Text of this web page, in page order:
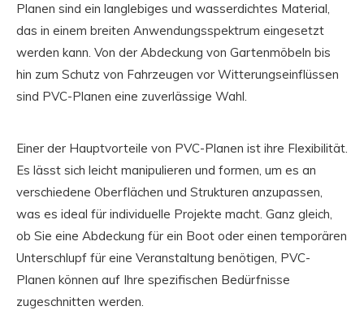
Planen sind ein langlebiges und wasserdichtes Material,
das in einem breiten Anwendungsspektrum eingesetzt
werden kann. Von der Abdeckung von Gartenmöbeln bis
hin zum Schutz von Fahrzeugen vor Witterungseinflüssen
sind PVC-Planen eine zuverlässige Wahl.
Einer der Hauptvorteile von PVC-Planen ist ihre Flexibilität.
Es lässt sich leicht manipulieren und formen, um es an
verschiedene Oberflächen und Strukturen anzupassen,
was es ideal für individuelle Projekte macht. Ganz gleich,
ob Sie eine Abdeckung für ein Boot oder einen temporären
Unterschlupf für eine Veranstaltung benötigen, PVC-
Planen können auf Ihre spezifischen Bedürfnisse
zugeschnitten werden.